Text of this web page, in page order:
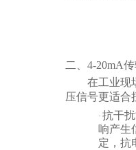
二、4-20mA
在工业现
压信号更适合
· 抗干
响产生
定，抗